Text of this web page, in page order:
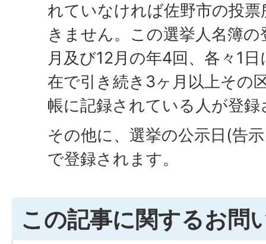
れていなければ佐野市の投
きません。この選挙人名簿
月及び12月の年4回、各々1
在で引き続き3ヶ月以上その
帳に記録されている人が登
その他に、選挙の公示日(告
で登録されます。
この記事に関するお問